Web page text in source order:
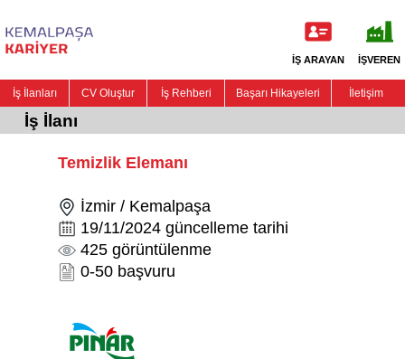
İŞ ARAYAN İŞVEREN
İş İlanları CV Oluştur İş Rehberi Başarı Hikayeleri İletişim
İş İlanı
Temizlik Elemanı
İzmir / Kemalpaşa
19/11/2024 güncelleme tarihi
425 görüntülenme
0-50 başvuru